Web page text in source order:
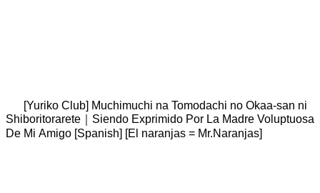
[Yuriko Club] Muchimuchi na Tomodachi no Okaa-san ni
Shiboritorarete｜Siendo Exprimido Por La Madre Voluptuosa
De Mi Amigo [Spanish] [El naranjas = Mr.Naranjas]